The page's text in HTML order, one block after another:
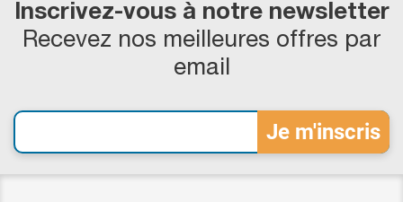
Inscrivez-vous à notre newsletter
Recevez nos meilleures offres par
email